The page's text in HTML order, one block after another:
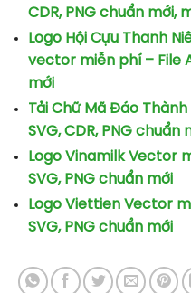
CDR, PNG chuẩn mới,
Logo Hội Cựu Thanh
vector miễn phí – File
mới
Tải Chữ Mã Đáo Thành
SVG, CDR, PNG chuẩn
Logo Vinamilk Vector
SVG, PNG chuẩn mới
Logo Viettien Vector
SVG, PNG chuẩn mới